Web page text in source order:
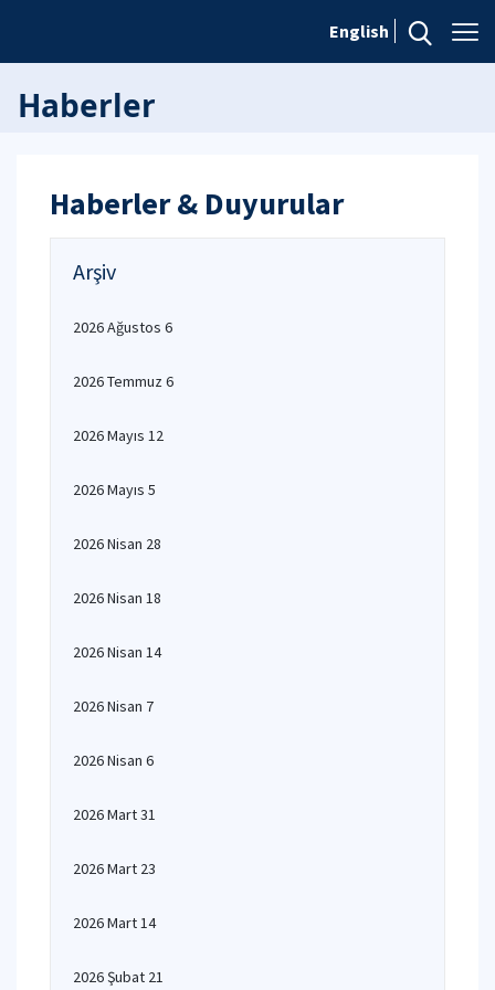
English
Haberler
Haberler & Duyurular
Arşiv
2026 Ağustos 6
2026 Temmuz 6
2026 Mayıs 12
2026 Mayıs 5
2026 Nisan 28
2026 Nisan 18
2026 Nisan 14
2026 Nisan 7
2026 Nisan 6
2026 Mart 31
2026 Mart 23
2026 Mart 14
2026 Şubat 21